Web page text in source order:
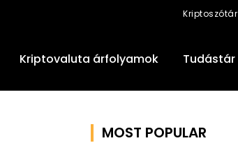
Kriptoszótár
Kriptovaluta árfolyamok Tudástár
MOST POPULAR